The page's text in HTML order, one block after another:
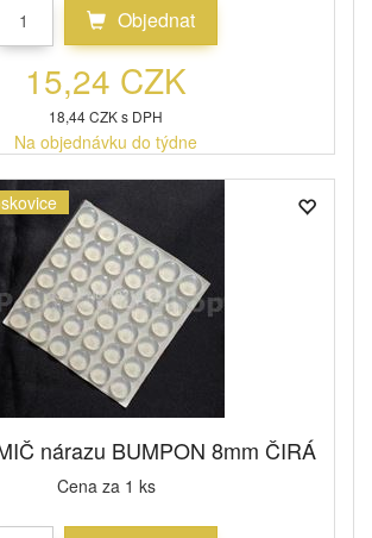
Objednat
15,24 CZK
18,44 CZK s DPH
Na objednávku do týdne
nárazu BUMPON 8mm ČIRÁ
Cena za 1 ks